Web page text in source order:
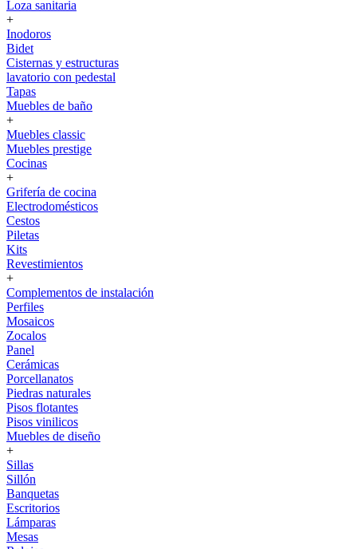
Loza sanitaria
+
Inodoros
Bidet
Cisternas y estructuras
lavatorio con pedestal
Tapas
Muebles de baño
+
Muebles classic
Muebles prestige
Cocinas
+
Grifería de cocina
Electrodomésticos
Cestos
Piletas
Kits
Revestimientos
+
Complementos de instalación
Perfiles
Mosaicos
Zocalos
Panel
Cerámicas
Porcellanatos
Piedras naturales
Pisos flotantes
Pisos vinilicos
Muebles de diseño
+
Sillas
Sillón
Banquetas
Escritorios
Lámparas
Mesas